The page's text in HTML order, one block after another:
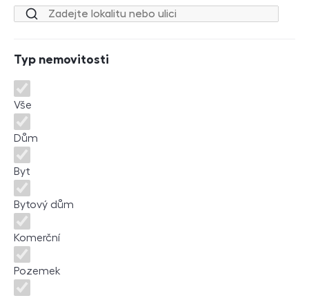
Lokalita nebo ulice
Typ nemovitosti
Typ nemovitosti
Vše
Dům
Byt
Bytový dům
Komerční
Pozemek